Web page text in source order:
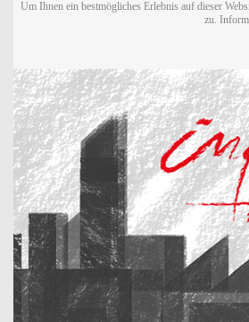
Um Ihnen ein bestmögliches Erlebnis auf dieser
zu.